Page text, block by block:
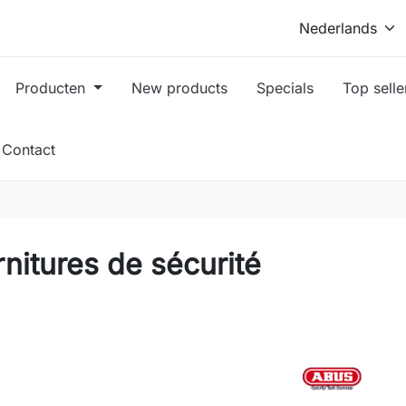
Producten New products Specials Top
Contact
de sécurité